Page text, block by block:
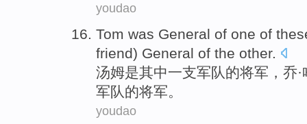
youdao
Tom was General of one of
friend) General of the other.
汤姆是其中一支军队的将军 ， 乔·
军队的将军。
youdao